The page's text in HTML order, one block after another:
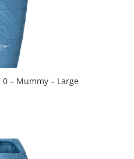
– Mummy – Large